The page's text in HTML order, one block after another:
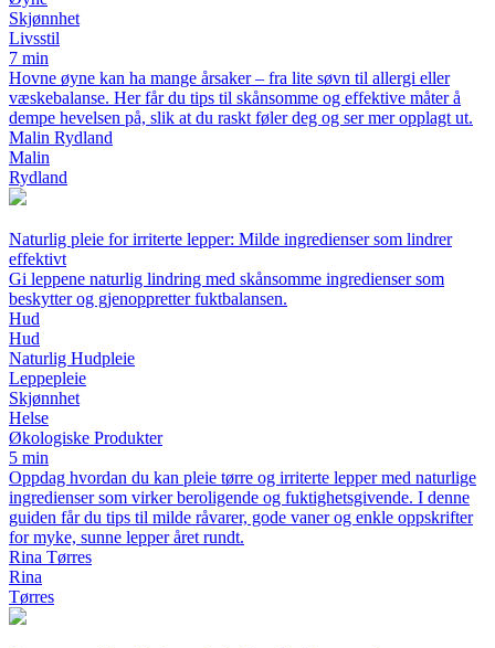
Skjønnhet
Livsstil
7 min
Hovne øyne kan ha mange årsaker – fra lite søvn til allergi eller
væskebalanse. Her får du tips til skånsomme og effektive måter å
dempe hevelsen på, slik at du raskt føler deg og ser mer opplagt ut.
Malin Rydland
Malin
Rydland
Naturlig pleie for irriterte lepper: Milde ingredienser som lindrer
effektivt
Gi leppene naturlig lindring med skånsomme ingredienser som
beskytter og gjenoppretter fuktbalansen.
Hud
Hud
Naturlig Hudpleie
Leppepleie
Skjønnhet
Helse
Økologiske Produkter
5 min
Oppdag hvordan du kan pleie tørre og irriterte lepper med naturlige
ingredienser som virker beroligende og fuktighetsgivende. I denne
guiden får du tips til milde råvarer, gode vaner og enkle oppskrifter
for myke, sunne lepper året rundt.
Rina Tørres
Rina
Tørres